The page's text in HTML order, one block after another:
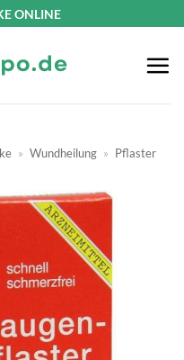
ONLINE
» Wundheilung » Pflaster